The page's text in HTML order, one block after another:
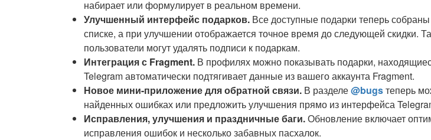
набирает или формулирует в реальном времени.
Улучшенный интерфейс подарков. Все доступные подарки теперь
списке, а при улучшении отображается точное время до следующей скидки.
пользователи могут удалять подписи к подаркам.
Интеграция с Fragment. В профилях можно показывать подарки,
Telegram автоматически подтягивает данные из вашего аккаунта Fragment.
Новое мини-приложение для обратной связи. В разделе@bugsтеперь
найденных ошибках или предложить улучшения прямо из интерфейса
Исправления, улучшения и праздничные баги.Обновление включает
исправления ошибок и несколько забавных пасхалок.